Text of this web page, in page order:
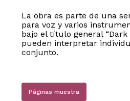
La obra es parte de una
para voz y varios
bajo el título general “Dark
pueden interpretar
conjunto.
Páginas muestra